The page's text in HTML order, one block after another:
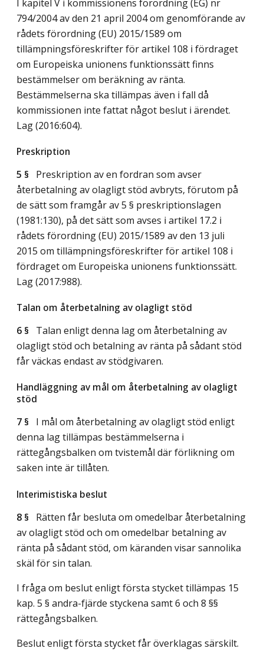
I kapitel V i kommissionens förordning (EG) nr
794/2004 av den 21 april 2004 om genomförande av
rådets förordning (EU) 2015/1589 om
tillämpningsföreskrifter för artikel 108 i fördraget
om Europeiska unionens funktionssätt finns
bestämmelser om beräkning av ränta.
Bestämmelserna ska tillämpas även i fall då
kommissionen inte fattat något beslut i ärendet.
Lag (2016:604).
Preskription
5 § Preskription av en fordran som avser
återbetalning av olagligt stöd avbryts, förutom på
de sätt som framgår av 5 § preskriptionslagen
(1981:130), på det sätt som avses i artikel 17.2 i
rådets förordning (EU) 2015/1589 av den 13 juli
2015 om tillämpningsföreskrifter för artikel 108 i
fördraget om Europeiska unionens funktionssätt.
Lag (2017:988).
Talan om återbetalning av olagligt stöd
6 § Talan enligt denna lag om återbetalning av
olagligt stöd och betalning av ränta på sådant stöd
får väckas endast av stödgivaren.
Handläggning av mål om återbetalning av olagligt
stöd
7 § I mål om återbetalning av olagligt stöd enligt
denna lag tillämpas bestämmelserna i
rättegångsbalken om tvistemål där förlikning om
saken inte är tillåten.
Interimistiska beslut
8 § Rätten får besluta om omedelbar återbetalning
av olagligt stöd och om omedelbar betalning av
ränta på sådant stöd, om käranden visar sannolika
skäl för sin talan.
I fråga om beslut enligt första stycket tillämpas 15
kap. 5 § andra-fjärde styckena samt 6 och 8 §§
rättegångsbalken.
Beslut enligt första stycket får överklagas särskilt.